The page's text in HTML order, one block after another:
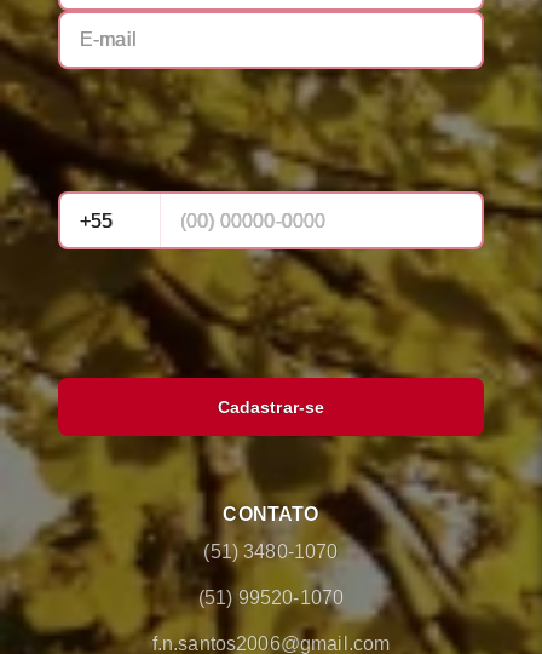
Cadastrar-se
CONTATO
(51) 3480-1070
(51) 99520-1070
f.n.santos2006@gmail.com